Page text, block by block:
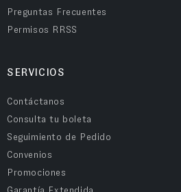
Preguntas Frecuentes
Permisos RRSS
SERVICIOS
Contáctanos
Consulta tu boleta
Seguimiento de Pedido
Convenios
Promociones